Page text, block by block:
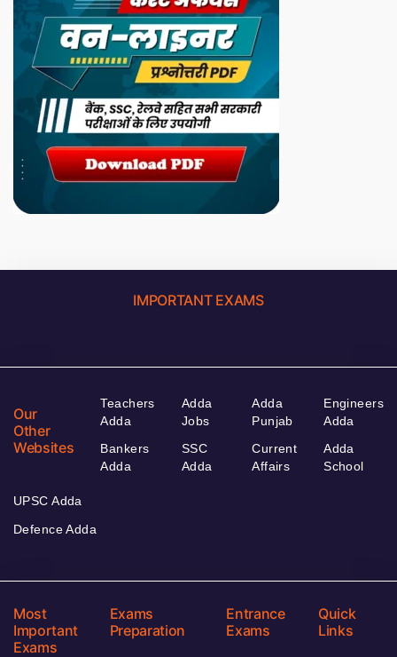
IMPORTANT EXAMS
Our
Other
Websites
Teachers
Adda
Bankers
Adda
Adda
Jobs
SSC
Adda
Adda
Punjab
Current
Affairs
Engineers
Adda
Adda
School
UPSC Adda
Defence Adda
Most
Important
Exams
Exams
Preparation
Entrance
Exams
Quick
Links